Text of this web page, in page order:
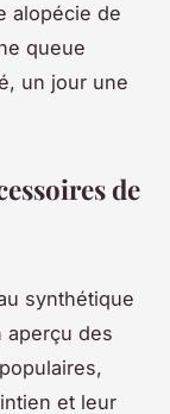
alopécie de
queue
un jour une
de
synthétique
aperçu des
et leur